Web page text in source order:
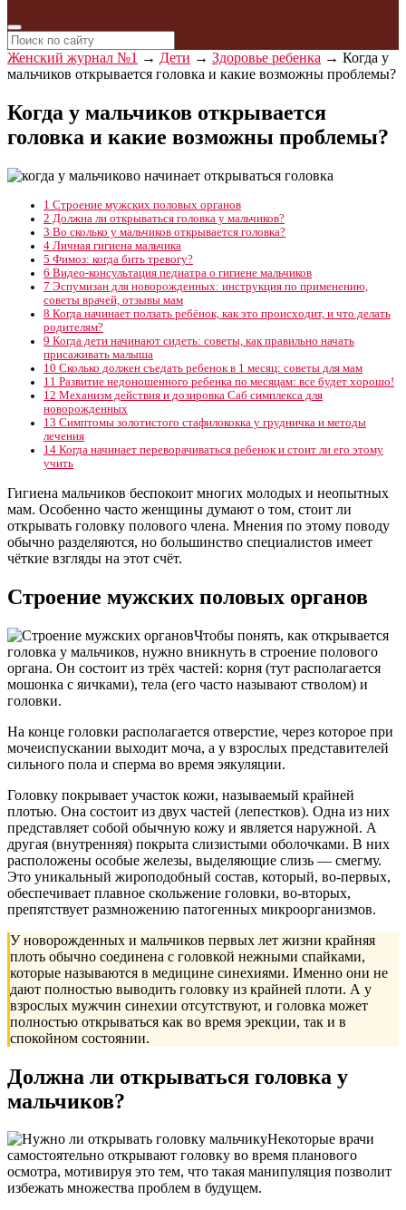
Женский журнал №1 → Дети → Здоровье ребенка → Когда у
мальчиков открывается головка и какие возможны проблемы?
Когда у мальчиков открывается
головка и какие возможны проблемы?
1 Строение мужских половых органов
2 Должна ли открываться головка у мальчиков?
3 Во сколько у мальчиков открывается головка?
4 Личная гигиена мальчика
5 Фимоз: когда бить тревогу?
6 Видео-консультация педиатра о гигиене мальчиков
7 Эспумизан для новорожденных: инструкция по применению,
советы врачей, отзывы мам
8 Когда начинает ползать ребёнок, как это происходит, и что делать
родителям?
9 Когда дети начинают сидеть: советы, как правильно начать
присаживать малыша
10 Сколько должен съедать ребенок в 1 месяц: советы для мам
11 Развитие недоношенного ребенка по месяцам: все будет хорошо!
12 Механизм действия и дозировка Саб симплекса для
новорожденных
13 Симптомы золотистого стафилококка у грудничка и методы
лечения
14 Когда начинает переворачиваться ребенок и стоит ли его этому
учить
Гигиена мальчиков беспокоит многих молодых и неопытных
мам. Особенно часто женщины думают о том, стоит ли
открывать головку полового члена. Мнения по этому поводу
обычно разделяются, но большинство специалистов имеет
чёткие взгляды на этот счёт.
Строение мужских половых органов
Чтобы понять, как открывается
головка у мальчиков, нужно вникнуть в строение полового
органа. Он состоит из трёх частей: корня (тут располагается
мошонка с яичками), тела (его часто называют стволом) и
головки.
На конце головки располагается отверстие, через которое при
мочеиспускании выходит моча, а у взрослых представителей
сильного пола и сперма во время эякуляции.
Головку покрывает участок кожи, называемый крайней
плотью. Она состоит из двух частей (лепестков). Одна из них
представляет собой обычную кожу и является наружной. А
другая (внутренняя) покрыта слизистыми оболочками. В них
расположены особые железы, выделяющие слизь — смегму.
Это уникальный жироподобный состав, который, во-первых,
обеспечивает плавное скольжение головки, во-вторых,
препятствует размножению патогенных микроорганизмов.
У новорожденных и мальчиков первых лет жизни крайняя
плоть обычно соединена с головкой нежными спайками,
которые называются в медицине синехиями. Именно они не
дают полностью выводить головку из крайней плоти. А у
взрослых мужчин синехии отсутствуют, и головка может
полностью открываться как во время эрекции, так и в
спокойном состоянии.
Должна ли открываться головка у
мальчиков?
Некоторые врачи
самостоятельно открывают головку во время планового
осмотра, мотивируя это тем, что такая манипуляция позволит
избежать множества проблем в будущем.